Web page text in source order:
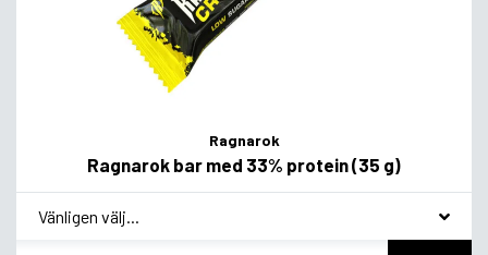
Ragnarok
Ragnarok bar med 33% protein (35 g)
* Smagsvariant